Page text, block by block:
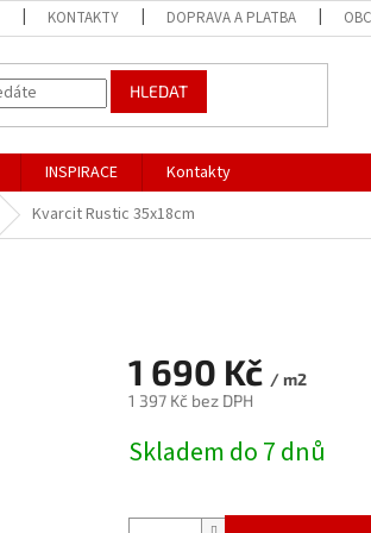
KONTAKTY DOPRAVA A PLATBA
HLEDAT
INSPIRACE
Kontakty
Kvarcit Rustic 35x18cm
1 690 Kč / m2
1 397 Kč bez DPH
cena:
Skladem do 7 dnů